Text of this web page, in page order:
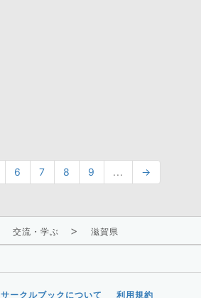
6 7 8 9 ... →
交流・学ぶ 滋賀県
サークルブックについて 利用規約